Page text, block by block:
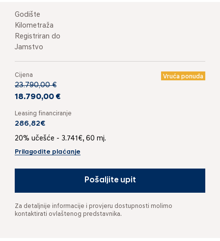
Godište
Kilometraža
Registriran do
Jamstvo
Cijena Vruća ponuda
23.790,00 €
18.790,00 €
Leasing financiranje
286,82€
20% učešće - 3.741€, 60 mj.
Prilagodite plaćanje
Pošaljite upit
Za detaljnije informacije i provjeru dostupnosti molimo
kontaktirati ovlaštenog predstavnika.